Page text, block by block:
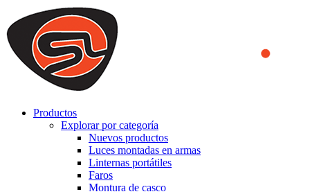
We use cookies to ensure that we provide you the best experience
on our website. By continuing to browse this website, you accept
that cookies are used to help us analyze how the website is used and
to offer you a better experience. To learn more or to find out how
you can disable cookies, you can access our
Productos
Explorar por categoría
Nuevos productos
Luces montadas en armas
Linternas portátiles
Faros
Montura de casco